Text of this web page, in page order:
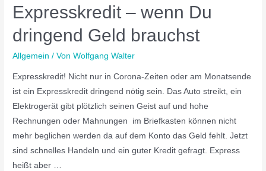
Expresskredit – wenn Du
dringend Geld brauchst
Allgemein / VonWolfgang Walter
Expresskredit! Nicht nur in Corona-Zeiten oder am Monatsende
ist ein Expresskredit dringend nötig sein. Das Auto streikt, ein
Elektrogerät gibt plötzlich seinen Geist auf und hohe
Rechnungen oder Mahnungen im Briefkasten können nicht
mehr beglichen werden da auf dem Konto das Geld fehlt. Jetzt
sind schnelles Handeln und ein guter Kredit gefragt. Express
heißt aber …